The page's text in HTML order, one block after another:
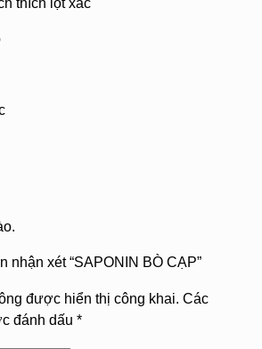
thích lột xác
nhận xét “SAPONIN BÒ CẠP”
được hiển thị công khai. Các
đánh dấu *